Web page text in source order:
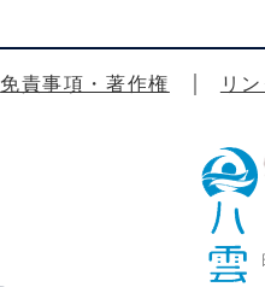
免責事項・著作権 リ